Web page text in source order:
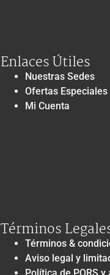
Enlaces Útiles
Nuestras Sedes
Ofertas Especiales
Mi Cuenta
Términos
Términos &
Aviso legal y